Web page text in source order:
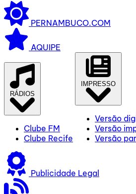
PERNAMBUCO.COM
AQUIPE
RÁDIOS
Clube FM
Clube Recife
IMPRESSO
Versão
Versão
Versão
Publicidade Legal